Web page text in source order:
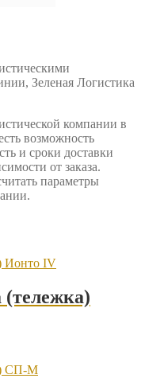
Зеленая Логистика
компании в
возможность
и сроки доставки
от заказа.
параметры
(тележка)